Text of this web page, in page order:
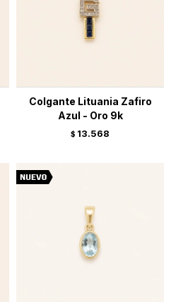
Colgante Lituania Zafiro
Azul - Oro 9k
$ 13.568